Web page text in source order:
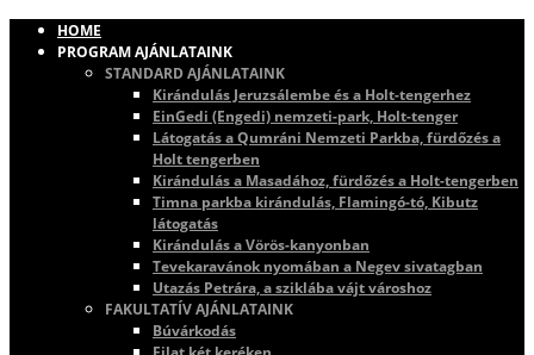
HOME
PROGRAM AJÁNLATAINK
STANDARD AJÁNLATAINK
Kirándulás Jeruzsálembe és a Holt-tengerhez
EinGedi (Engedi) nemzeti-park, Holt-tenger
Látogatás a Qumráni Nemzeti Parkba, fürdőzés a
Holt tengerben
Kirándulás a Masadához, fürdőzés a Holt-tengerben
Timna parkba kirándulás, Flamingó-tó, Kibutz
látogatás
Kirándulás a Vörös-kanyonban
Tevekaravánok nyomában a Negev sivatagban
Utazás Petrára, a sziklába vájt városhoz
FAKULTATÍV AJÁNLATAINK
Búvárkodás